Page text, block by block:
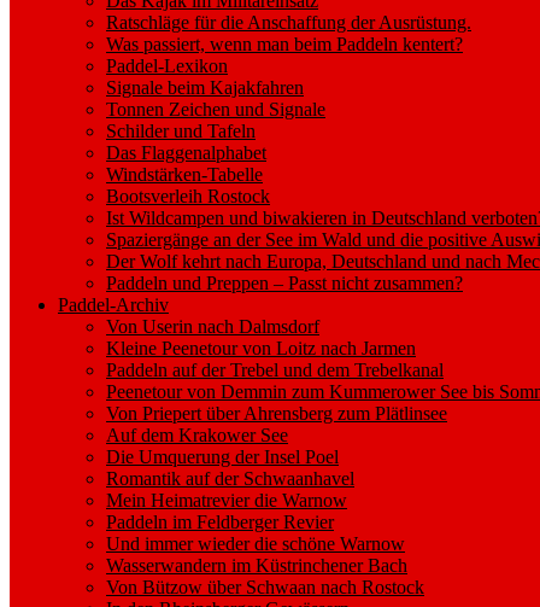
Ratschläge für die Anschaffung der Ausrüstung.
Was passiert, wenn man beim Paddeln kentert?
Paddel-Lexikon
Signale beim Kajakfahren
Tonnen Zeichen und Signale
Schilder und Tafeln
Das Flaggenalphabet
Windstärken-Tabelle
Bootsverleih Rostock
Ist Wildcampen und biwakieren in Deutschland
Spaziergänge an der See im Wald und die positive
Der Wolf kehrt nach Europa, Deutschland und nach
Paddeln und Preppen – Passt nicht zusammen?
Paddel-Archiv
Von Userin nach Dalmsdorf
Kleine Peenetour von Loitz nach Jarmen
Paddeln auf der Trebel und dem Trebelkanal
Peenetour von Demmin zum Kummerower See bis
Von Priepert über Ahrensberg zum Plätlinsee
Auf dem Krakower See
Die Umquerung der Insel Poel
Romantik auf der Schwaanhavel
Mein Heimatrevier die Warnow
Paddeln im Feldberger Revier
Und immer wieder die schöne Warnow
Wasserwandern im Küstrinchener Bach
Von Bützow über Schwaan nach Rostock